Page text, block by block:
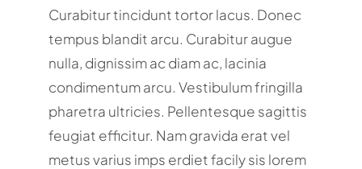
Curabitur tincidunt tortor lacus. Donec
tempus blandit arcu. Curabitur augue
nulla, dignissim ac diam ac, lacinia
condimentum arcu. Vestibulum fringilla
pharetra ultricies. Pellentesque sagittis
feugiat efficitur. Nam gravida erat vel
metus varius imps erdiet facily sis lorem